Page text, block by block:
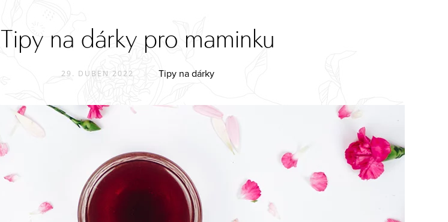
Tipy na dárky pro maminku
29. DUBEN 2022 Tipy na dárky